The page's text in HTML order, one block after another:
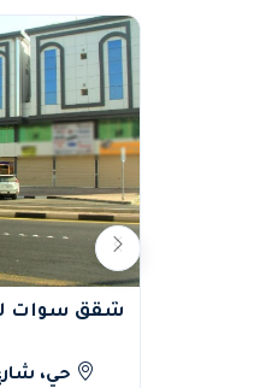
شقق سوات
حي،